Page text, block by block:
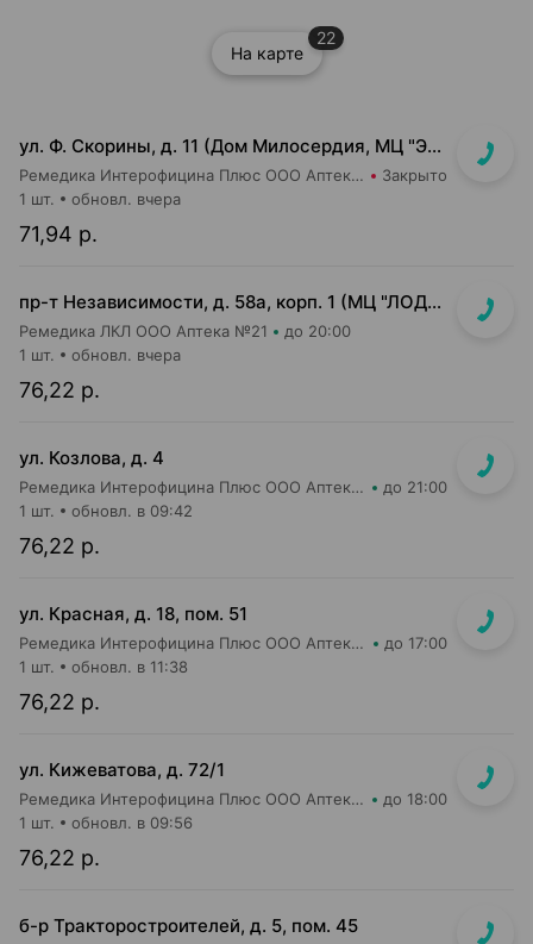
На карте
22
ул. Ф. Скорины, д. 11 (Дом Милосердия, МЦ "Элеос")
Ремедика Интерофицина Плюс ООО Аптека №14 Закрыто
71,94 р.
1 шт. обновл. вчера
пр-т Независимости, д. 58а, корп. 1 (МЦ "ЛОДЭ")
Ремедика ЛКЛ ООО Аптека №21 до 20:00
76,22 р.
1 шт. обновл. вчера
ул. Козлова, д. 4
Ремедика Интерофицина Плюс ООО Аптека №1 до 21:00
76,22 р.
1 шт. обновл. в 09:42
ул. Красная, д. 18, пом. 51
Ремедика Интерофицина Плюс ООО Аптека №26 до 17:00
76,22 р.
1 шт. обновл. в 11:38
ул. Кижеватова, д. 72/1
Ремедика Интерофицина Плюс ООО Аптека №7 до 18:00
76,22 р.
1 шт. обновл. в 09:56
б-р Тракторостроителей, д. 5, пом. 45